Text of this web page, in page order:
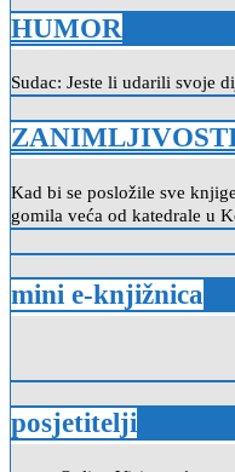
HUMOR
Sudac: Jeste li udarili svoje
Kad bi se posložile sve
gomila veća od katedrale u
mini e-knjižnica
posjetitelji